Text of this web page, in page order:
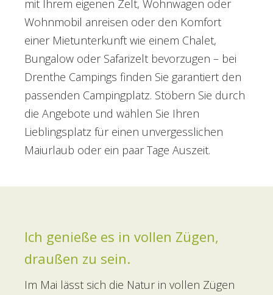
mit Ihrem eigenen Zelt, Wohnwagen oder
Wohnmobil anreisen oder den Komfort
einer Mietunterkunft wie einem Chalet,
Bungalow oder Safarizelt bevorzugen – bei
Drenthe Campings finden Sie garantiert den
passenden Campingplatz. Stöbern Sie durch
die Angebote und wählen Sie Ihren
Lieblingsplatz für einen unvergesslichen
Maiurlaub oder ein paar Tage Auszeit.
Ich genieße es in vollen Zügen,
draußen zu sein.
Im Mai lässt sich die Natur in vollen Zügen